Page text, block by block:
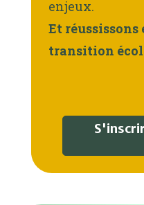
enjeux.
Et réussissons
transition